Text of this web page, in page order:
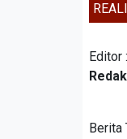
Editor :
Berita